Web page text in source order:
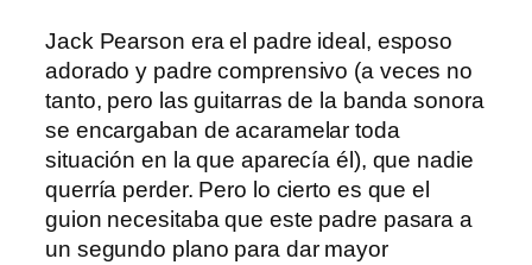
Jack Pearson era el padre ideal, esposo
adorado y padre comprensivo (a veces no
tanto, pero las guitarras de la banda sonora
se encargaban de acaramelar toda
situación en la que aparecía él), que nadie
querría perder. Pero lo cierto es que el
guion necesitaba que este padre pasara a
un segundo plano para dar mayor